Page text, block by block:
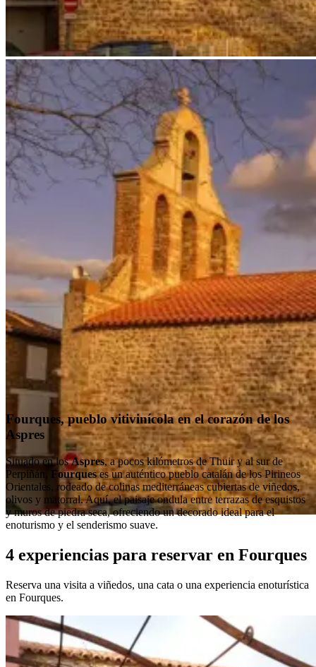
Fourques, pueblo vitivinícola en el corazón de los
Aspres
Situado en losAspres, a pocos kilómetros de Thuir y al sur de
Perpiñán,
Fourqueses un auténtico pueblo catalán de los Pirineos
Orientales, rodeado de colinas mediterráneas cubiertas de viñedos,
olivos y matorral. Aquí, el paisaje ondula entre terrazas de esquistos
y muros de piedra seca, ofreciendo un decorado ideal para el
enoturismo y el senderismo suave.
4 experiencias para reservar en Fourques
Reserva una visita a viñedos, una cata o una experiencia enoturística
en Fourques.